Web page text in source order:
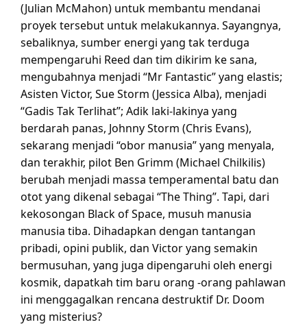
(Julian McMahon) untuk membantu mendanai
proyek tersebut untuk melakukannya. Sayangnya,
sebaliknya, sumber energi yang tak terduga
mempengaruhi Reed dan tim dikirim ke sana,
mengubahnya menjadi “Mr Fantastic” yang elastis;
Asisten Victor, Sue Storm (Jessica Alba), menjadi
“Gadis Tak Terlihat”; Adik laki-lakinya yang
berdarah panas, Johnny Storm (Chris Evans),
sekarang menjadi “obor manusia” yang menyala,
dan terakhir, pilot Ben Grimm (Michael Chilkilis)
berubah menjadi massa temperamental batu dan
otot yang dikenal sebagai “The Thing”. Tapi, dari
kekosongan Black of Space, musuh manusia
manusia tiba. Dihadapkan dengan tantangan
pribadi, opini publik, dan Victor yang semakin
bermusuhan, yang juga dipengaruhi oleh energi
kosmik, dapatkah tim baru orang -orang pahlawan
ini menggagalkan rencana destruktif Dr. Doom
yang misterius?